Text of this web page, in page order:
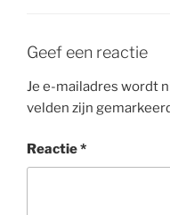
Geef een reactie
Je e-mailadres wordt
velden zijn
Reactie*